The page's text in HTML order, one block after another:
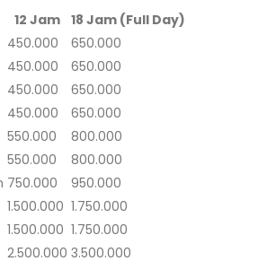
12 Jam 18 Jam (Full Day)
450.000
650.000
450.000
650.000
450.000
650.000
450.000
650.000
550.000
800.000
550.000
800.000
750.000
950.000
1.500.000 1.750.000
1.500.000 1.750.000
2.500.000 3.500.000